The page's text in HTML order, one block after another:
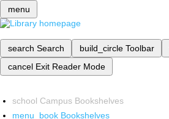
menu
search Search build_circle Toolbar
cancel Exit Reader Mode
school Campus Bookshelves
menu_book Bookshelves